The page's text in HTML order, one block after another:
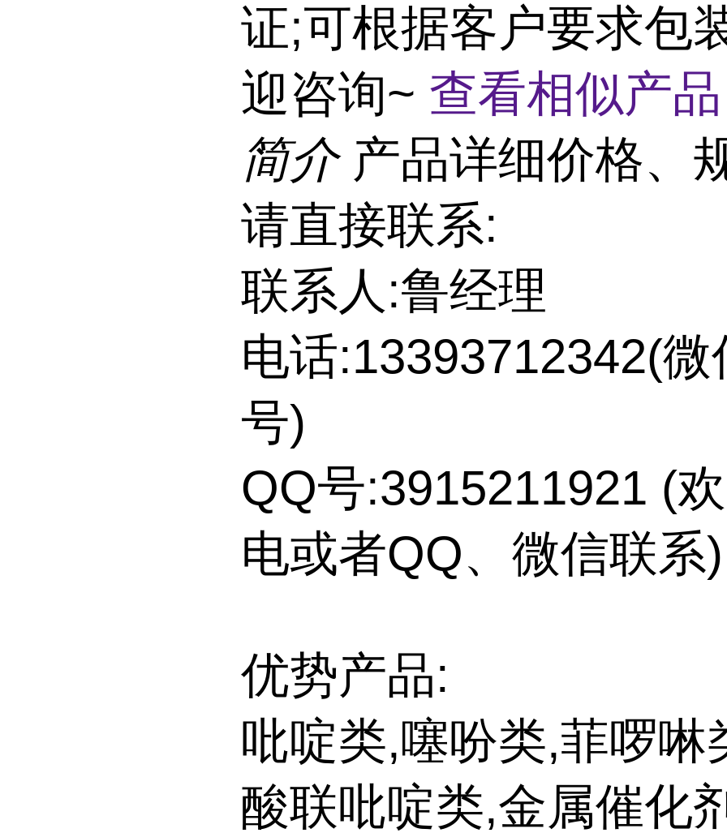
证;可根据客户要求包
迎咨询~ 查看相似产
简介 产品详细价格、
请直接联系:
联系人:鲁经理
电话:13393712342(微
号)
QQ号:3915211921 (
电或者QQ、微信联系)
优势产品:
吡啶类,噻吩类,菲啰啉
酸联吡啶类,金属催化